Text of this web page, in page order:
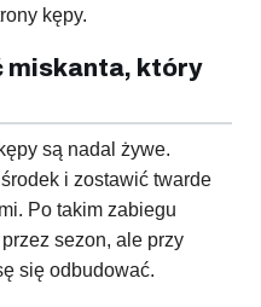
kępy.
miskanta, który
są nadal żywe.
i zostawić twarde
Po takim zabiegu
sezon, ale przy
się odbudować.